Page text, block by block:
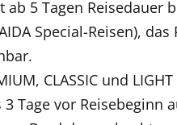
ab 5 Tagen Reisedauer
Special-Reisen), das
CLASSIC und
Tage vor Reisebeginn